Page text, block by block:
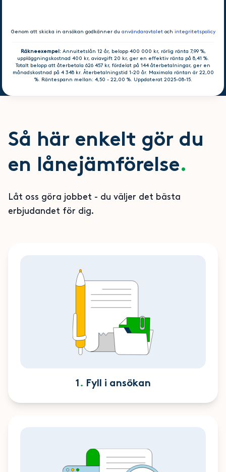
Genom att skicka in ansökan godkänner du användaravtaletoch integritetspolicy
Räkneexempel: Annuitetslån 12 år, belopp 400 000 kr, rörlig ränta 7,99 %,
uppläggningskostnad 400 kr, aviavgift 20 kr, ger en effektiv ränta på 8,41 %.
Totalt belopp att återbetala 626 457 kr, fördelat på 144 återbetalningar, ger en
månadskostnad på 4 348 kr. Återbetalningstid 1-20 år. Maximala räntan är 22,00
%. Räntespann mellan: 4,50 - 22,00 %. Uppdaterat 2025-08-15.
Så här enkelt gör du
en lånejämförelse.
Låt oss göra jobbet - du väljer det bästa
erbjudandet för dig.
1 . Fyll i ansökan